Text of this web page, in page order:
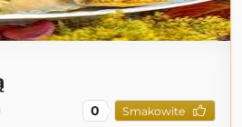
0 Smakowite